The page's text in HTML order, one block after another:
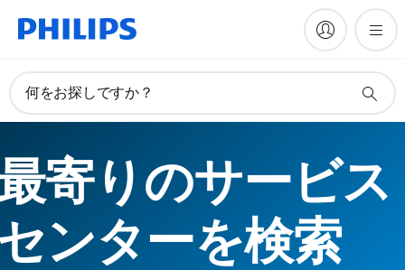
何をお探しですか？
寄りのサービス
ンターを検索